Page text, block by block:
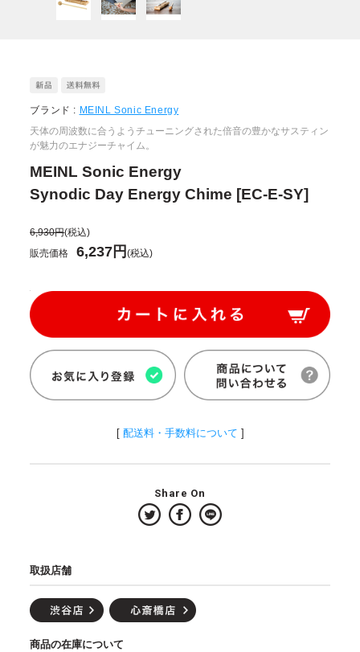
ブランド : MEINL Sonic Energy
天体の周波数に合うようチューニングされた倍音の豊かなサスティン
が魅力のエナジーチャイム。
MEINL Sonic Energy
Synodic Day Energy Chime [EC-E-SY]
6,930円(税込)
販売価格
6,237円(税込)
[ 配送料・手数料について ]
Share On
取扱店舗
商品の在庫について